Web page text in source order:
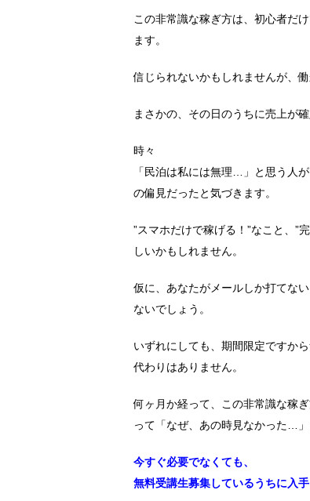
この非常識な稼ぎ方は、初心者だ
ます。
信じられないかもしれませんが、
まさかの、その日のうちに売上が確
時々
「民泊は私には無理…」と思う人
の偏見だったと気づきます。
”スマホだけで稼げる！”なこと、”
しいかもしれません。
仮に、あなたがメールしか打てな
ないでしょう。
いずれにしても、期間限定ですか
代わりはありません。
何ヶ月か経って、この非常識な稼
って「なぜ、あの時見なかった…」
今すぐ必要でなくても、
無料受講生募集しているうちに入